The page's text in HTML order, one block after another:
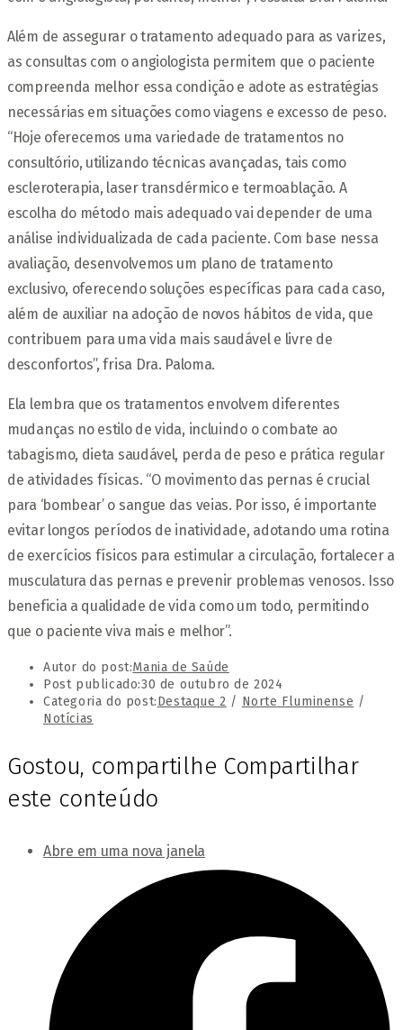
Além de assegurar o tratamento adequado para as varizes,
as consultas com o angiologista permitem que o paciente
compreenda melhor essa condição e adote as estratégias
necessárias em situações como viagens e excesso de peso.
“Hoje oferecemos uma variedade de tratamentos no
consultório, utilizando técnicas avançadas, tais como
escleroterapia, laser transdérmico e termoablação. A
escolha do método mais adequado vai depender de uma
análise individualizada de cada paciente. Com base nessa
avaliação, desenvolvemos um plano de tratamento
exclusivo, oferecendo soluções específicas para cada caso,
além de auxiliar na adoção de novos hábitos de vida, que
contribuem para uma vida mais saudável e livre de
desconfortos”, frisa Dra. Paloma.
Ela lembra que os tratamentos envolvem diferentes
mudanças no estilo de vida, incluindo o combate ao
tabagismo, dieta saudável, perda de peso e prática regular
de atividades físicas. “O movimento das pernas é crucial
para ‘bombear’ o sangue das veias. Por isso, é importante
evitar longos períodos de inatividade, adotando uma rotina
de exercícios físicos para estimular a circulação, fortalecer a
musculatura das pernas e prevenir problemas venosos. Isso
beneficia a qualidade de vida como um todo, permitindo
que o paciente viva mais e melhor”.
Autor do post:Mania de Saúde
Post publicado:30 de outubro de 2024
Categoria do post:Destaque 2 / Norte Fluminense /
Notícias
Gostou, compartilhe Compartilhar
este conteúdo
Abre em uma nova janela